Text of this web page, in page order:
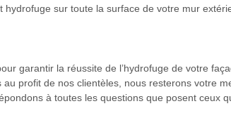
sur toute la surface de votre mur
garantir la réussite de l’hydrofuge de votre
profit de nos clientèles, nous resterons votre
à toutes les questions que posent ceux